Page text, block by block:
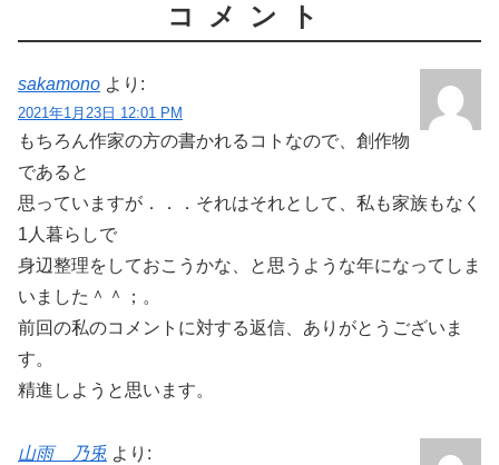
コメント
sakamono より:
2021年1月23日 12:01 PM
もちろん作家の方の書かれるコトなので、創作物
であると
思っていますが．．．それはそれとして、私も家族もなく
1人暮らしで
身辺整理をしておこうかな、と思うような年になってしま
いました＾＾；。
前回の私のコメントに対する返信、ありがとうございま
す。
精進しようと思います。
山雨 乃兎 より: